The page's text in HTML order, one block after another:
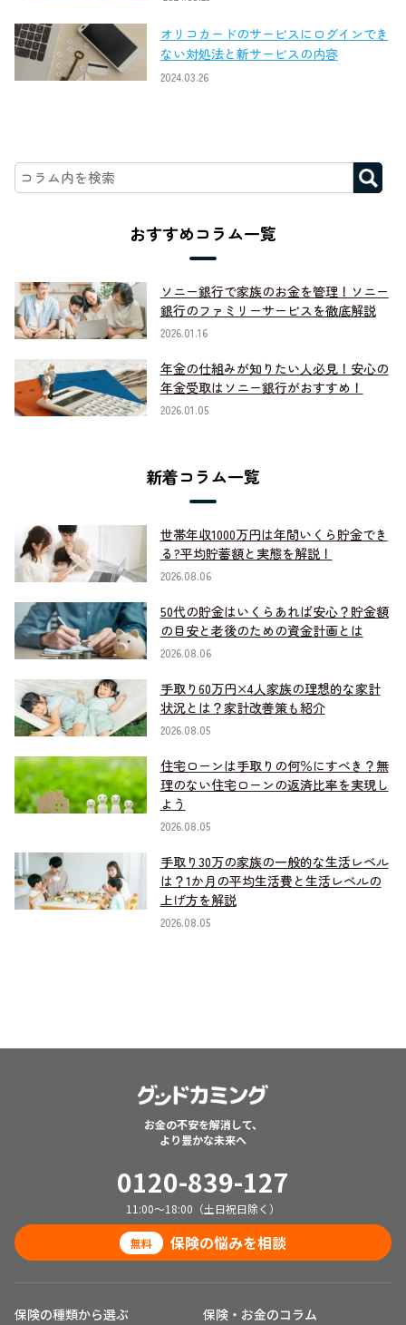
オリコカードのサービスにログインでき
ない対処法と新サービスの内容
2024.03.26
おすすめコラム一覧
ソニー銀行で家族のお金を管理！ソニー
銀行のファミリーサービスを徹底解説
2026.01.16
年金の仕組みが知りたい人必見！安心の
年金受取はソニー銀行がおすすめ！
2026.01.05
新着コラム一覧
世帯年収1000万円は年間いくら貯金でき
る?平均貯蓄額と実態を解説！
2026.08.06
50代の貯金はいくらあれば安心？貯金額
の目安と老後のための資金計画とは
2026.08.06
手取り60万円×4人家族の理想的な家計
状況とは？家計改善策も紹介
2026.08.05
住宅ローンは手取りの何％にすべき？無
理のない住宅ローンの返済比率を実現し
よう
2026.08.05
手取り30万の家族の一般的な生活レベル
は？1か月の平均生活費と生活レベルの
上げ方を解説
2026.08.05
お金の不安を解消して、
より豊かな未来へ
0120-839-127
11:00～18:00（土日祝日除く）
無料 保険の悩みを相談
保険の種類から選ぶ
保険・お金のコラム